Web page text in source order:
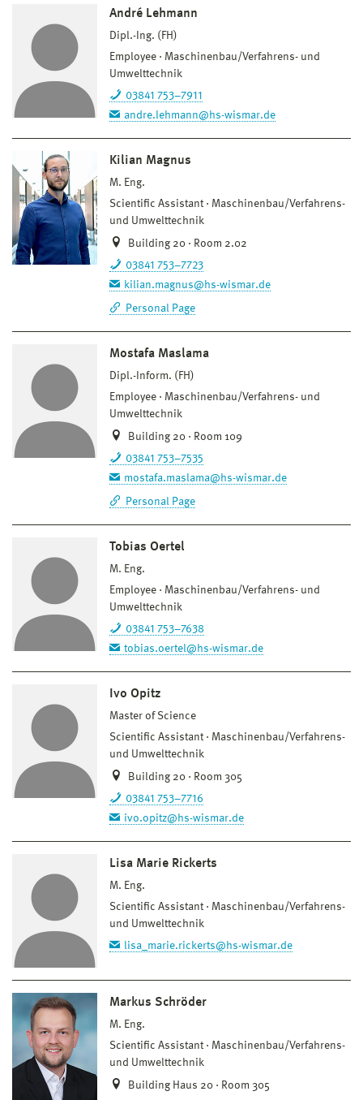
André Lehmann
Dipl.-Ing. (FH)
Employee
Maschinenbau/Verfahrens- und
Umwelttechnik
03841 753–7911
andre.lehmann@hs-wismar.de
Kilian Magnus
M. Eng.
Scientific Assistant
Maschinenbau/Verfahrens-
und Umwelttechnik
Building 20 · Room 2.02
03841 753–7723
kilian.magnus@hs-wismar.de
Personal Page
Mostafa Maslama
Dipl.-Inform. (FH)
Employee
Maschinenbau/Verfahrens- und
Umwelttechnik
Building 20 · Room 109
03841 753–7535
mostafa.maslama@hs-wismar.de
Personal Page
Tobias Oertel
M. Eng.
Employee
Maschinenbau/Verfahrens- und
Umwelttechnik
03841 753–7638
tobias.oertel@hs-wismar.de
Ivo Opitz
Master of Science
Scientific Assistant
Maschinenbau/Verfahrens-
und Umwelttechnik
Building 20 · Room 305
03841 753–7716
ivo.opitz@hs-wismar.de
Lisa Marie Rickerts
M. Eng.
Scientific Assistant
Maschinenbau/Verfahrens-
und Umwelttechnik
lisa_marie.rickerts@hs-wismar.de
Markus Schröder
M. Eng.
Scientific Assistant
Maschinenbau/Verfahrens-
und Umwelttechnik
Building Haus 20 · Room 305